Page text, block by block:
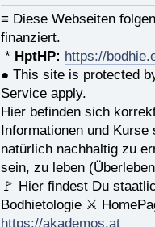
≡ Diese Webseiten
finanziert.
* HptHP: https://
● This site is protected
Service apply.
Hier befinden sich
Informationen und
natürlich nachhaltig zu
sein, zu leben
🚩 Hier findest Du
Bodhietologie ⚔
https://akademos.at